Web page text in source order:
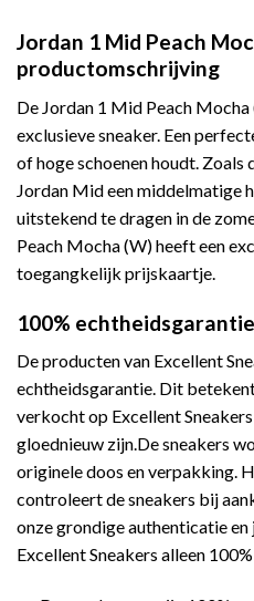
Jordan 1 Mid Peach
productomschrijving
De Jordan 1 Mid Peach
exclusieve sneaker. Een
of hoge schoenen houdt. Zoals
Jordan Mid een middelmatige
uitstekend te dragen in de
Peach Mocha (W) heeft een
toegangkelijk prijskaartje.
100% echtheidsgarantie
De producten van Excellent
echtheidsgarantie. Dit
verkocht op Excellent
gloednieuw zijn.De sneakers
originele doos en verpakking.
controleert de sneakers bij
onze grondige authenticatie
Excellent Sneakers alleen